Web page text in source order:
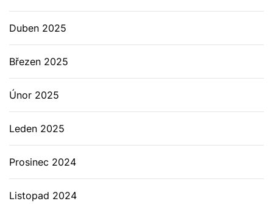
Duben 2025
Březen 2025
Únor 2025
Leden 2025
Prosinec 2024
Listopad 2024